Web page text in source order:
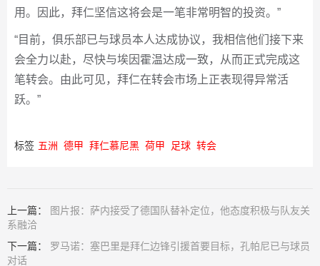
用。因此，拜仁坚信这将会是一笔非常明智的投资。”
“目前，俱乐部已与球员本人达成协议，我相信他们接下来
会全力以赴，尽快与埃因霍温达成一致，从而正式完成这
笔转会。由此可见，拜仁在转会市场上正表现得异常活
跃。”
标签 五洲 德甲 拜仁慕尼黑 荷甲 足球 转会
上一篇：
图片报：萨内接受了德国队替补定位，他态度积极与队友关
系融洽
下一篇： 罗马诺：塞巴里是拜仁边锋引援首要目标，孔帕尼已与球员
对话